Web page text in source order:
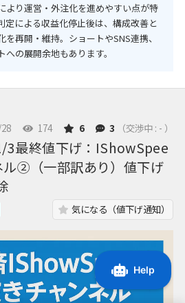
より運営・外注化を進めやすい点が特
定による収益化停止後は、構成改善と
再開・維持。ショートやSNS連携、
の展開余地もあります。
174 6 3 （交渉中 : - ）
3最終値下げ：IShowSpee
②（一部訳あり）値下げ
気になる（値下げ通知）